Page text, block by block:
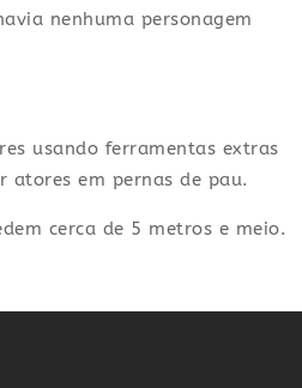
nenhuma personagem
usando ferramentas extras
atores em pernas de pau.
cerca de 5 metros e meio.